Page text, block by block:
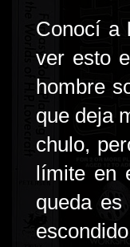
Conocí a
ver esto
hombre
que deja
chulo,
límite en
queda